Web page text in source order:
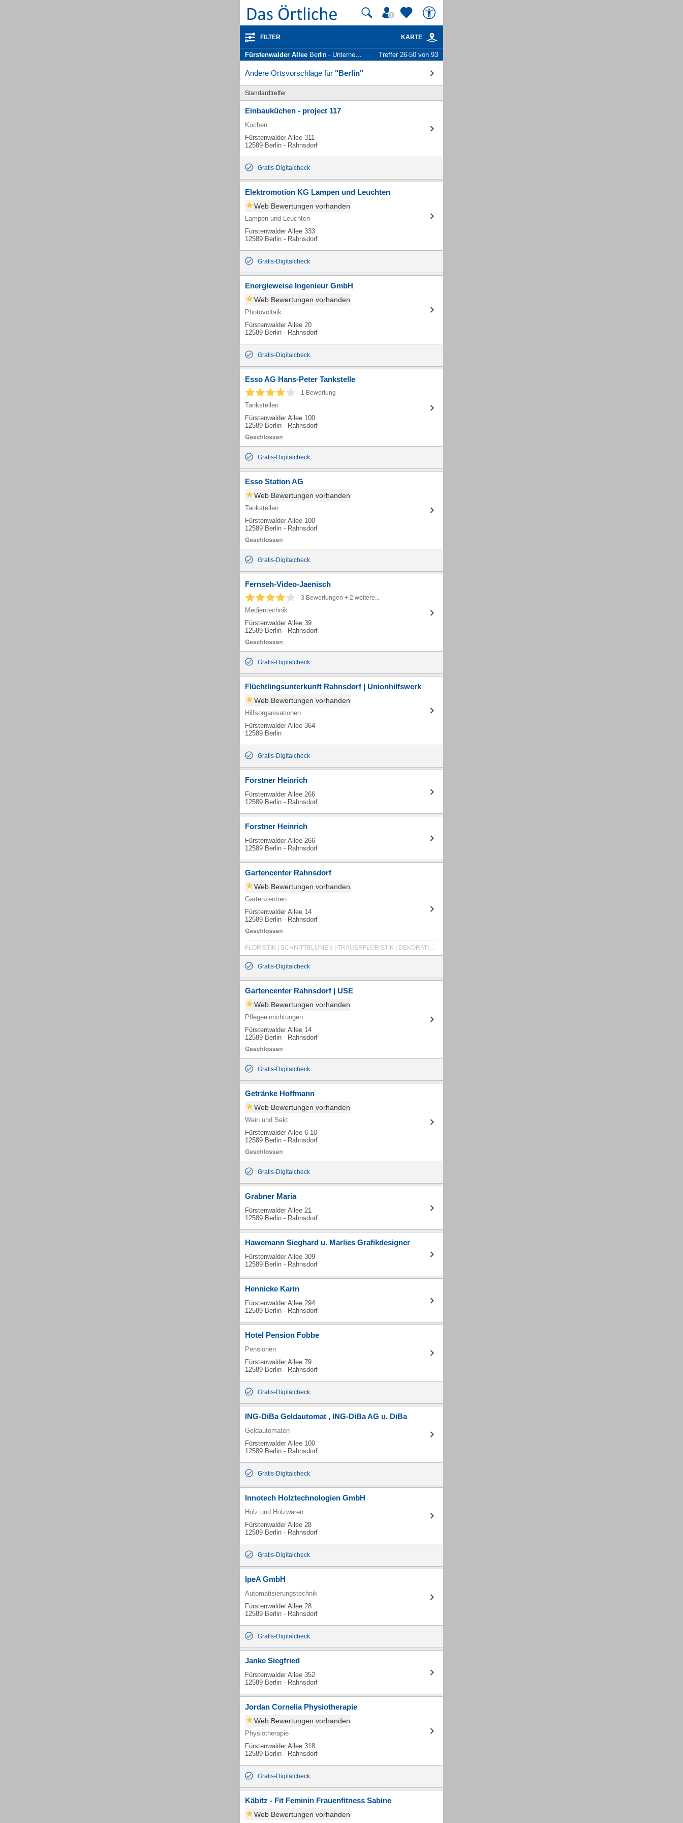
FILTER KARTE
Fürstenwalder Allee Berlin - Unternehmen und Personen Treffer 26-50 von 93
Andere Ortsvorschläge für "Berlin"
Standardtreffer
Einbauküchen - project 117
Küchen
Fürstenwalder Allee 311
12589 Berlin - Rahnsdorf
Gratis-Digitalcheck
Elektromotion KG Lampen und Leuchten
Web Bewertungen vorhanden
Lampen und Leuchten
Fürstenwalder Allee 333
12589 Berlin - Rahnsdorf
Gratis-Digitalcheck
Energieweise Ingenieur GmbH
Web Bewertungen vorhanden
Photovoltaik
Fürstenwalder Allee 20
12589 Berlin - Rahnsdorf
Gratis-Digitalcheck
Esso AG Hans-Peter Tankstelle
1 Bewertung
Tankstellen
Fürstenwalder Allee 100
12589 Berlin - Rahnsdorf
Gratis-Digitalcheck
Esso Station AG
Web Bewertungen vorhanden
Tankstellen
Fürstenwalder Allee 100
12589 Berlin - Rahnsdorf
Gratis-Digitalcheck
Fernseh-Video-Jaenisch
3 Bewertungen + 2 weitere...
Medientechnik
Fürstenwalder Allee 39
12589 Berlin - Rahnsdorf
Gratis-Digitalcheck
Flüchtlingsunterkunft Rahnsdorf | Unionhilfswerk
Web Bewertungen vorhanden
Hilfsorganisationen
Fürstenwalder Allee 364
12589 Berlin
Gratis-Digitalcheck
Forstner Heinrich
Fürstenwalder Allee 266
12589 Berlin - Rahnsdorf
Forstner Heinrich
Fürstenwalder Allee 266
12589 Berlin - Rahnsdorf
Gartencenter Rahnsdorf
Web Bewertungen vorhanden
Gartenzentren
Fürstenwalder Allee 14
12589 Berlin - Rahnsdorf
FLORISTIK | SCHNITTBLUMEN | TRAUERFLORISTIK | DEKORATION | GÄRTNEREI | GEHÖLZE | ZIERPFLANZEN | ZIMMERPFLANZEN | OBSTBAUM | GEMÜSEPFLANZEN | JUNGPFLANZEN | BAUM | HECKE | THUJA | GERANIE | BLUMEN | STAUDEN | GARTENZUBEHÖR | GARTENGERÄTE | PFLANZENSCHUTZ | DÜNGER | ERDE | ÜBERTOPF | SERVICE | BERATUNG
Gratis-Digitalcheck
Gartencenter Rahnsdorf | USE
Web Bewertungen vorhanden
Pflegeeinrichtungen
Fürstenwalder Allee 14
12589 Berlin - Rahnsdorf
Gratis-Digitalcheck
Getränke Hoffmann
Web Bewertungen vorhanden
Wein und Sekt
Fürstenwalder Allee 6-10
12589 Berlin - Rahnsdorf
Gratis-Digitalcheck
Grabner Maria
Fürstenwalder Allee 21
12589 Berlin - Rahnsdorf
Hawemann Sieghard u. Marlies Grafikdesigner
Fürstenwalder Allee 309
12589 Berlin - Rahnsdorf
Hennicke Karin
Fürstenwalder Allee 294
12589 Berlin - Rahnsdorf
Hotel Pension Fobbe
Pensionen
Fürstenwalder Allee 79
12589 Berlin - Rahnsdorf
Gratis-Digitalcheck
ING-DiBa Geldautomat , ING-DiBa AG u. DiBa
Geldautomaten
Fürstenwalder Allee 100
12589 Berlin - Rahnsdorf
Gratis-Digitalcheck
Innotech Holztechnologien GmbH
Holz und Holzwaren
Fürstenwalder Allee 28
12589 Berlin - Rahnsdorf
Gratis-Digitalcheck
IpeA GmbH
Automatisierungstechnik
Fürstenwalder Allee 28
12589 Berlin - Rahnsdorf
Gratis-Digitalcheck
Janke Siegfried
Fürstenwalder Allee 352
12589 Berlin - Rahnsdorf
Jordan Cornelia Physiotherapie
Web Bewertungen vorhanden
Physiotherapie
Fürstenwalder Allee 318
12589 Berlin - Rahnsdorf
Gratis-Digitalcheck
Käbitz - Fit Feminin Frauenfitness Sabine
Web Bewertungen vorhanden